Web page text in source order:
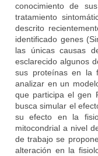
conocimiento de
tratamiento
descrito
identificado genes
las únicas causas
esclarecido algunos
sus proteínas en la
analizar en un
que participa el gen
busca simular el
su efecto en la
mitocondrial a nivel
de trabajo se
alteración en la